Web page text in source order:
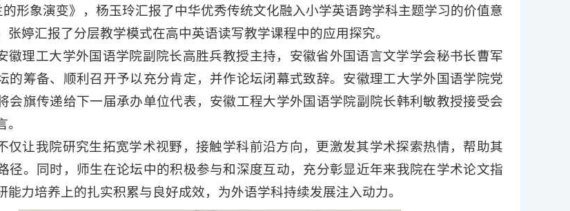
的形象演变》，杨玉玲汇报了中华优秀传统文化融入小学英语跨学科主题学习的价值意
张婷汇报了分层教学模式在高中英语读写教学课程中的应用探究。
徽理工大学外国语学院副院长高胜兵教授主持，安徽省外国语言文学学会秘书长曹军
的筹备、顺利召开予以充分肯定，并作论坛闭幕式致辞。安徽理工大学外国语学院党
会旗传递给下一届承办单位代表，安徽工程大学外国语学院副院长韩利敏教授接受会
仅让我院研究生拓宽学术视野，接触学科前沿方向，更激发其学术探索热情，帮助其
径。同时，师生在论坛中的积极参与和深度互动，充分彰显近年来我院在学术论文指
能力培养上的扎实积累与良好成效，为外语学科持续发展注入动力。